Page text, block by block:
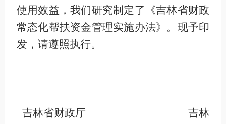
使用效益，我们研究制定了《吉林省财政
常态化帮扶资金管理实施办法》。现予印
发，请遵照执行。
吉林省财政厅
吉林